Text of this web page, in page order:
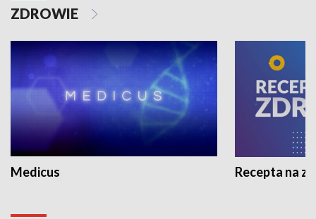
ZDROWIE
Medicus Recepta na